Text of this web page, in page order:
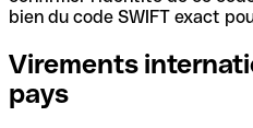
bien du code SWIFT exact
Virements
pays